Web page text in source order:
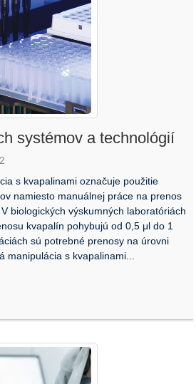
systémov a technológií
s kvapalinami označuje použitie
namiesto manuálnej práce na prenos
biologických výskumných laboratóriách
kvapalín pohybujú od 0,5 μl do 1
sú potrebné prenosy na úrovni
manipulácia s kvapalinami...